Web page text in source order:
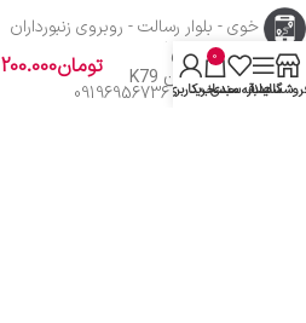
خوی - بلوار رسالت - روبروی زنبورداران
واحد فروش: 09196956736
پولیش چراغ
خودروی
سابسازان K79
کیوان
تومان200.000
سایدبار
علاقه مندی
0
سبد خرید
حساب کاربری من